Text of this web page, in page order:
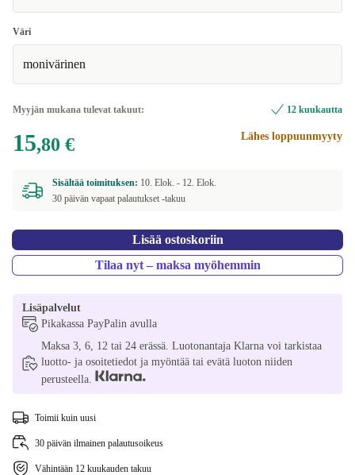
Väri
monivärinen
Myyjän mukana tulevat takuut: 12 kuukautta
15,80 € Lähes loppuunmyyty
Sisältää toimituksen: 10. Elok. - 12. Elok.
30 päivän vapaat palautukset -takuu
Lisää ostoskoriin
Tilaa nyt – maksa myöhemmin
Lisäpalvelut
Pikakassa PayPalin avulla
Maksa 3, 6, 12 tai 24 erässä. Luotonantaja Klarna voi tarkistaa
luotto- ja osoitetiedot ja myöntää tai evätä luoton niiden
perusteella.
Toimii kuin uusi
30 päivän ilmainen palautusoikeus
Vähintään 12 kuukauden takuu